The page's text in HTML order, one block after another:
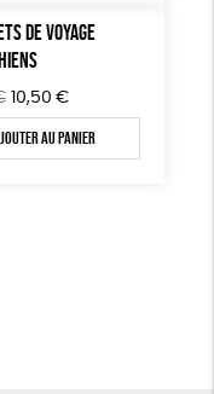
18,00€.14,40€.
DE VOYAGE
Le
prix
initial
10,50 €Le
prix
actuel
au panier